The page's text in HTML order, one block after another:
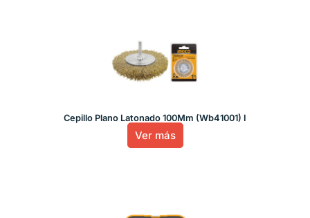
Cepillo Plano Latonado 100Mm (Wb41001) I
Ver más